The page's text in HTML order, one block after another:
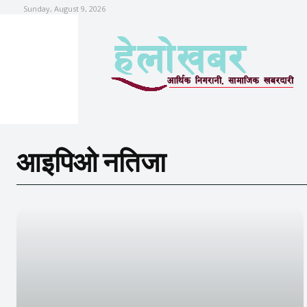
Sunday, August 9, 2026
आइपिओ नतिजा